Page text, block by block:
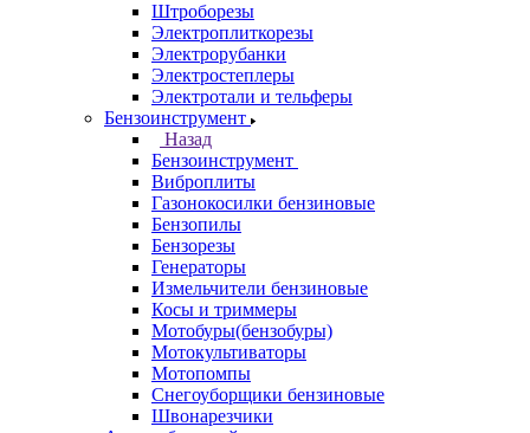
Штроборезы
Электроплиткорезы
Электрорубанки
Электростеплеры
Электротали и тельферы
Бензоинструмент
Назад
Бензоинструмент
Виброплиты
Газонокосилки бензиновые
Бензопилы
Бензорезы
Генераторы
Измельчители бензиновые
Косы и триммеры
Мотобуры(бензобуры)
Мотокультиваторы
Мотопомпы
Снегоуборщики бензиновые
Швонарезчики